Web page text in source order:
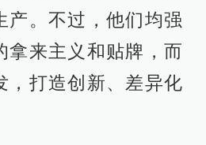
产。不过，他们均强
拿来主义和贴牌，而
，打造创新、差异化